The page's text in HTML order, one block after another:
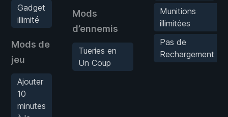
Gadget
illimité
Mods de
jeu
Ajouter
10
minutes
Mods
d’ennemis
Tueries en
Un Coup
Munitions
illimitées
Pas de
Rechargement